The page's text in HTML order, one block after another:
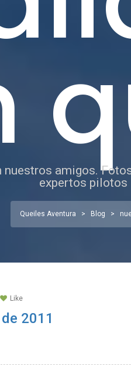
nuestros amigos.
expertos pilotos
Queiles Aventura > Blog >
Like
2011